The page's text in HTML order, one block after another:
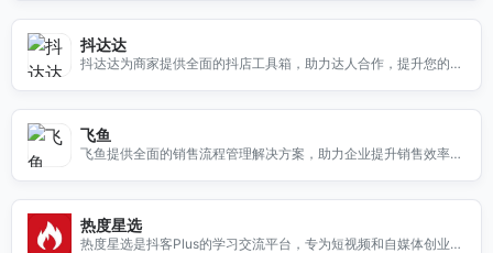
抖达达
抖达达为商家提供全面的抖店工具箱，助力达人合作，提升您的店
飞鱼
飞鱼提供全面的销售流程管理解决方案，助力企业提升销售效率，
热度星选
热度星选是抖客Plus的学习交流平台，专为短视频和自媒体创业者